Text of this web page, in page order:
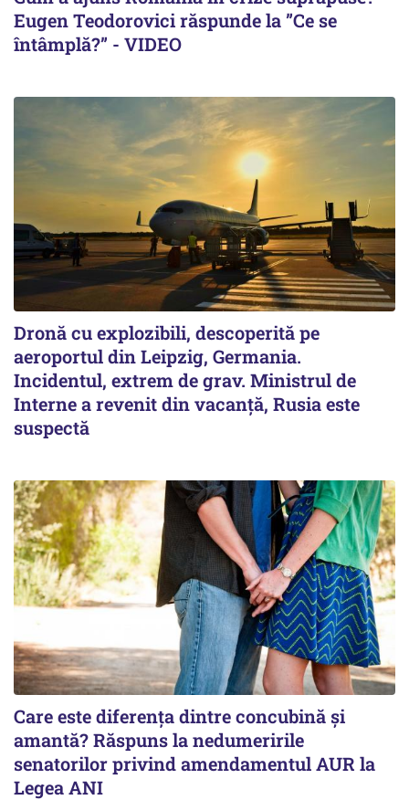
Eugen Teodorovici răspunde la ”Ce se
întâmplă?” - VIDEO
Dronă cu explozibili, descoperită pe
aeroportul din Leipzig, Germania.
Incidentul, extrem de grav. Ministrul de
Interne a revenit din vacanță, Rusia este
suspectă
Care este diferența dintre concubină și
amantă? Răspuns la nedumeririle
senatorilor privind amendamentul AUR la
Legea ANI